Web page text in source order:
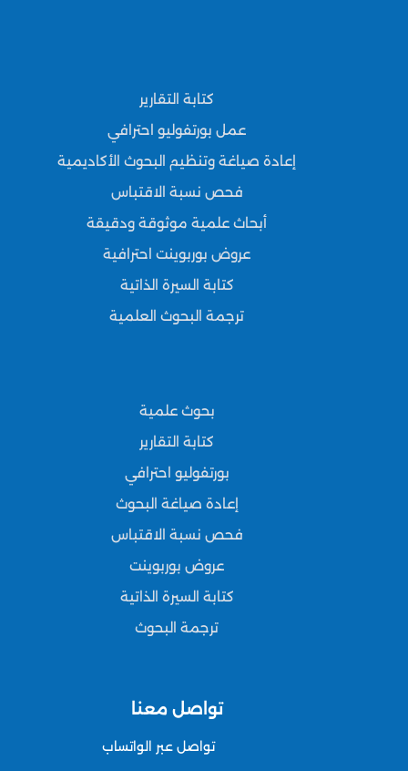
كتابة التقارير
عمل بورتفوليو احترافي
إعادة صياغة وتنظيم البحوث الأكاديمية
فحص نسبة الاقتباس
أبحاث علمية موثوقة ودقيقة
عروض بوربوينت احترافية
كتابة السيرة الذاتية
ترجمة البحوث العلمية
بحوث علمية
كتابة التقارير
بورتفوليو احترافي
إعادة صياغة البحوث
فحص نسبة الاقتباس
عروض بوربوينت
كتابة السيرة الذاتية
ترجمة البحوث
تواصل معنا
تواصل عبر الواتساب